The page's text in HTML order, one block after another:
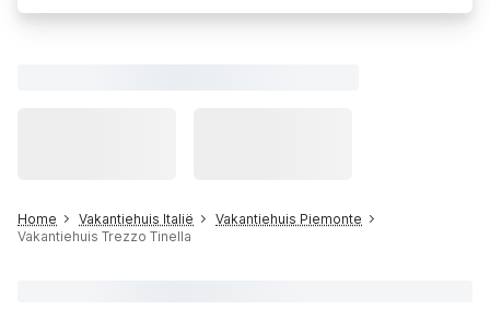
Home Vakantiehuis Italië
Vakantiehuis Piemonte
Vakantiehuis Trezzo Tinella